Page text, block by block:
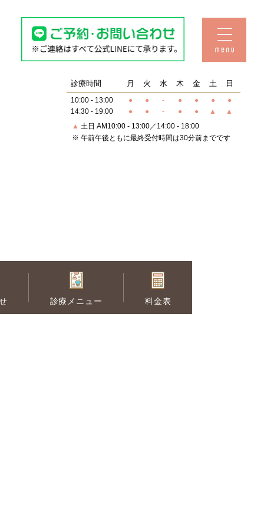
診療時間 月 火 水 木 金 土 日
10:00 - 13:00 ● ● - ● ● ●
●
14:30 - 19:00
● ● - ● ● ▲ ▲
▲ 土日 AM10:00 - 13:00／14:00 - 18:00
※ 午前午後ともに最終受付時間は30分前までです
Q&A・おしらせ
セラミック治療
料金表
診療メニュー 料金表